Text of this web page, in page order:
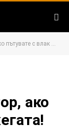
с влак в жегата!
ако